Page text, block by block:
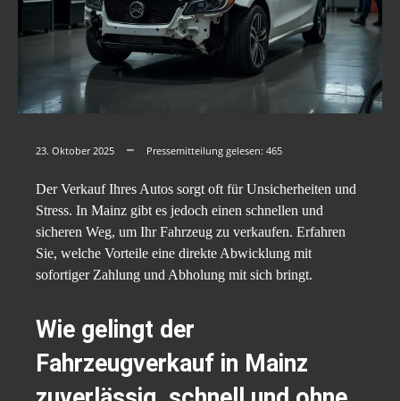
23. Oktober 2025 Pressemitteilung gelesen: 465
Der Verkauf Ihres Autos sorgt oft für Unsicherheiten und
Stress. In Mainz gibt es jedoch einen schnellen und
sicheren Weg, um Ihr Fahrzeug zu verkaufen. Erfahren
Sie, welche Vorteile eine direkte Abwicklung mit
sofortiger Zahlung und Abholung mit sich bringt.
Wie gelingt der
Fahrzeugverkauf in Mainz